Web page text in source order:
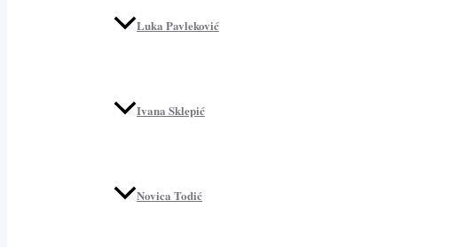
Luka Pavleković
Ivana Sklepić
Novica Todić